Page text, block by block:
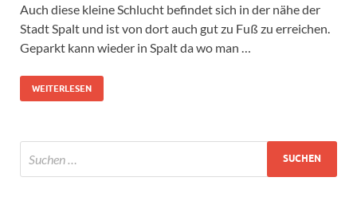
Auch diese kleine Schlucht befindet sich in der nähe der
Stadt Spalt und ist von dort auch gut zu Fuß zu erreichen.
Geparkt kann wieder in Spalt da wo man …
WEITERLESEN